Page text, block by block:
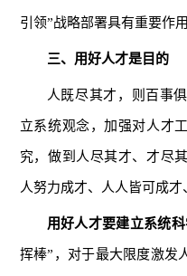
引领”战略部署具有重要作
三、用好人才是目的
人既尽其才，则百事
立系统观念，加强对人才
究，做到人尽其才、才尽
人努力成才、人人皆可成才
用好人才要建立系统科
挥棒”，对于最大限度激发